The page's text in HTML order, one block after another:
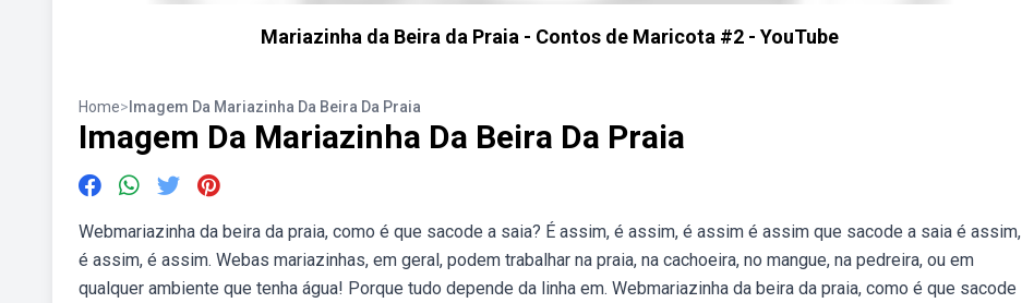
Mariazinha da Beira da Praia - Contos de Maricota #2 - YouTube
Home> Imagem Da Mariazinha Da Beira Da Praia
Imagem Da Mariazinha Da Beira Da Praia
Webmariazinha da beira da praia, como é que sacode a saia? É assim, é assim, é assim é assim que sacode a saia é assim,
é assim, é assim. Webas mariazinhas, em geral, podem trabalhar na praia, na cachoeira, no mangue, na pedreira, ou em
qualquer ambiente que tenha água! Porque tudo depende da linha em. Webmariazinha da beira da praia, como é que sacode